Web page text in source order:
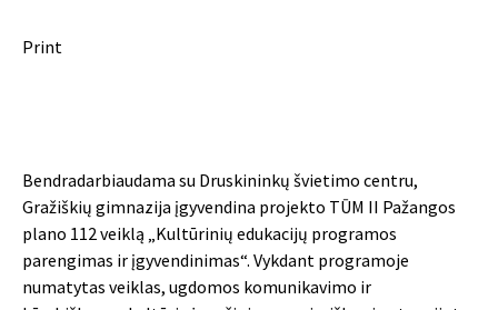
Print
Bendradarbiaudama su Druskininkų švietimo centru,
Gražiškių gimnazija įgyvendina projekto TŪM II Pažangos
plano 112 veiklą „Kultūrinių edukacijų programos
parengimas ir įgyvendinimas“. Vykdant programoje
numatytas veiklas, ugdomos komunikavimo ir